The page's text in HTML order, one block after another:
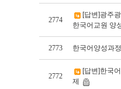
2774
[답변]광주
한국어교원 양
2773 한국어양성과
2772
[답변]한국
제